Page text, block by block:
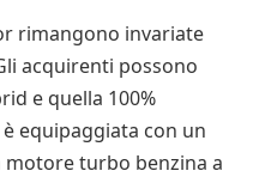
rimangono invariate
acquirenti possono
e quella 100%
equipaggiata con un
turbo benzina a